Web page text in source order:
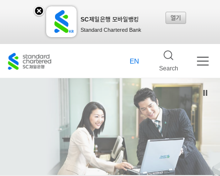
SC제일은행 모바일뱅킹
Standard Chartered Bank
열기
제일
Search
EN